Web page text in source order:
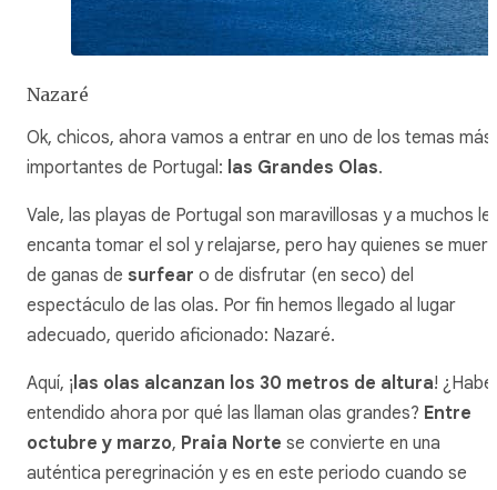
Nazaré
Ok, chicos, ahora vamos a entrar en uno de los temas más
importantes de Portugal: las Grandes Olas.
Vale, las playas de Portugal son maravillosas y a muchos
encanta tomar el sol y relajarse, pero hay quienes se muere
de ganas de surfear o de disfrutar (en seco) del
espectáculo de las olas. Por fin hemos llegado al lugar
adecuado, querido aficionado: Nazaré.
Aquí, ¡ las olas alcanzan los 30 metros de altura!
entendido ahora por qué las llaman olas grandes? Entre
octubre y marzo, Praia Norte se convierte en una
auténtica peregrinación y es en este periodo cuando se